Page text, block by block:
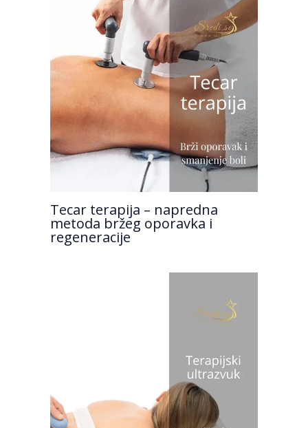
Tecar terapija – napredna
metoda bržeg oporavka i
regeneracije